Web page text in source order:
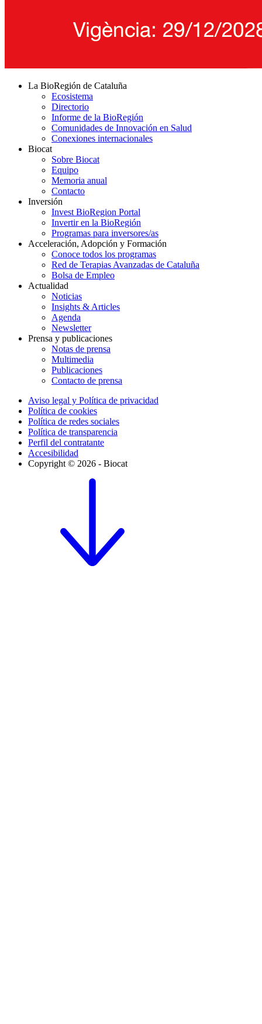
La BioRegión de Cataluña
Ecosistema
Directorio
Informe de la BioRegión
Comunidades de Innovación en Salud
Conexiones internacionales
Biocat
Sobre Biocat
Equipo
Memoria anual
Contacto
Inversión
Invest BioRegion Portal
Invertir en la BioRegión
Programas para inversores/as
Acceleración, Adopción y Formación
Conoce todos los programas
Red de Terapias Avanzadas de Cataluña
Bolsa de Empleo
Actualidad
Noticias
Insights & Articles
Agenda
Newsletter
Prensa y publicaciones
Notas de prensa
Multimedia
Publicaciones
Contacto de prensa
Aviso legal y Política de privacidad
Política de cookies
Política de redes sociales
Política de transparencia
Perfil del contratante
Accesibilidad
Copyright © 2026 - Biocat